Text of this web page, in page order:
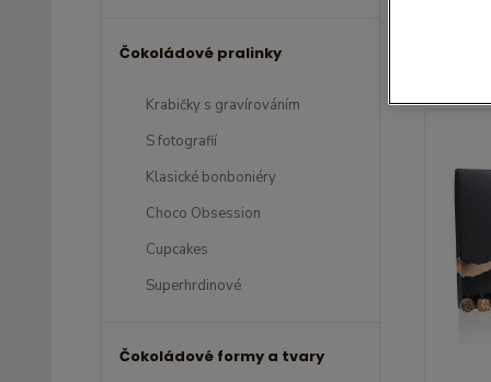
Čokoládové pralinky
Krabičky s gravírováním
S fotografií
Klasické bonboniéry
Choco Obsession
Cupcakes
Superhrdinové
Čokoládové formy a tvary